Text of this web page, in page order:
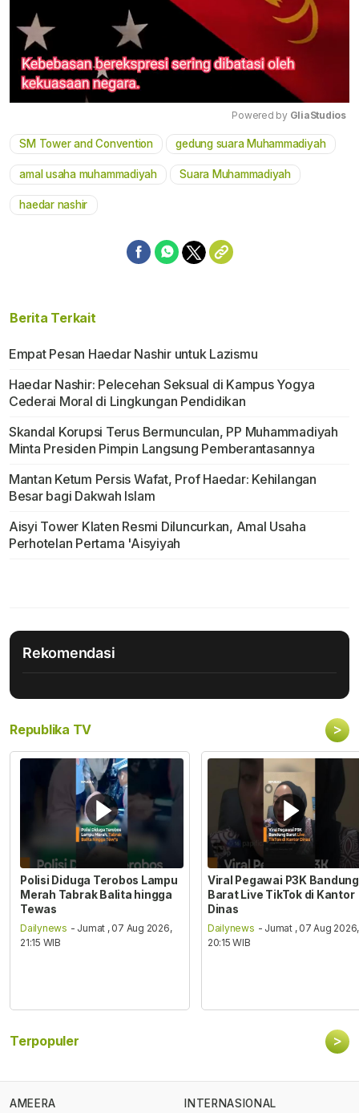
Mute
Powered by GliaStudios
SM Tower and Convention gedung suara Muhammadiyah
amal usaha muhammadiyah Suara Muhammadiyah
haedar nashir
Berita Terkait
Empat Pesan Haedar Nashir untuk Lazismu
Haedar Nashir: Pelecehan Seksual di Kampus Yogya
Cederai Moral di Lingkungan Pendidikan
Skandal Korupsi Terus Bermunculan, PP Muhammadiyah
Minta Presiden Pimpin Langsung Pemberantasannya
Mantan Ketum Persis Wafat, Prof Haedar: Kehilangan
Besar bagi Dakwah Islam
Aisyi Tower Klaten Resmi Diluncurkan, Amal Usaha
Perhotelan Pertama 'Aisyiyah
Rekomendasi
Republika TV >
Polisi Diduga Terobos Lampu
Merah Tabrak Balita hingga
Tewas
Dailynews - Jumat , 07 Aug 2026,
21:15 WIB
Viral Pegawai P3K Bandung
Barat Live TikTok di Kantor
Dinas
Dailynews - Jumat , 07 Aug 2026,
20:15 WIB
Terpopuler >
AMEERA INTERNASIONAL